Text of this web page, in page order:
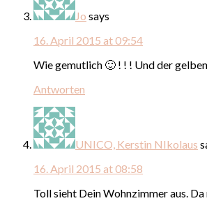
Jo says
16. April 2015 at 09:54
Wie gemutlich 🙂 ! ! ! Und der
Antworten
UNICO, Kerstin NIkolaus
16. April 2015 at 08:58
Toll sieht Dein Wohnzimmer aus.